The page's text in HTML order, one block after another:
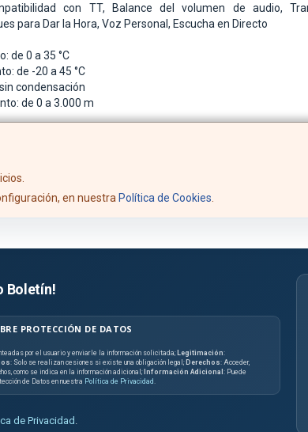
con TT, Balance del volumen de audio,
para Dar la Hora, Voz Personal, Escucha en Directo
de 0 a 35 °C
de -20 a 45 °C
condensación
de 0 a 3.000 m
en nuestra Política de Cookies.
Boletín!
PROTECCIÓN DE DATOS
por el usuario y enviarle la información solicitada; Legitimación:
: Solo se realizan cesiones si existe una obligación legal; Derechos: Acceder,
como se indica en la información adicional; Información Adicional : Puede
de Datos en nuestra Política de Privacidad.
de Privacidad .